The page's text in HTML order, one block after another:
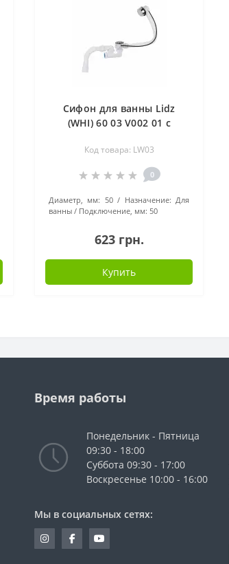
Сифон для ванны Lidz
(WHI) 60 03 V002 01 с
LW03
Код товара: LW03
0
Диаметр, мм: 50 Назначение: Для
ванны
Подключение, мм: 50
623 грн.
Купить
Время работы
Понедельник - Пятница
09:30 - 18:00
Cуббота 09:30 - 17:00
Воскресенье 10:00 - 16:00
Мы в социальных сетях: